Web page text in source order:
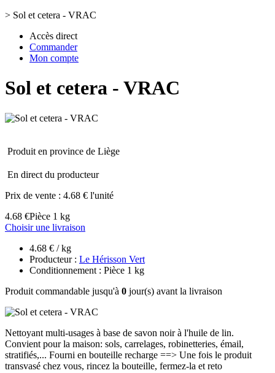
> Sol et cetera - VRAC
Accès direct
Commander
Mon compte
Sol et cetera - VRAC
Produit en province de Liège
En direct du producteur
Prix de vente : 4.68 € l'unité
4.68 €Pièce 1 kg
Choisir une livraison
4.68 € / kg
Producteur : Le Hérisson Vert
Conditionnement : Pièce 1 kg
Produit commandable jusqu'à 0 jour(s) avant la livraison
Nettoyant multi-usages à base de savon noir à l'huile de lin.
Convient pour la maison: sols, carrelages, robinetteries, émail,
stratifiés,... Fourni en bouteille recharge ==> Une fois le produit
transvasé chez vous, rincez la bouteille, fermez-la et reto